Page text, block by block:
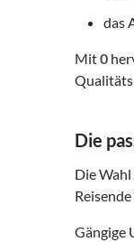
das
Mit0
Die
Die
Gängige